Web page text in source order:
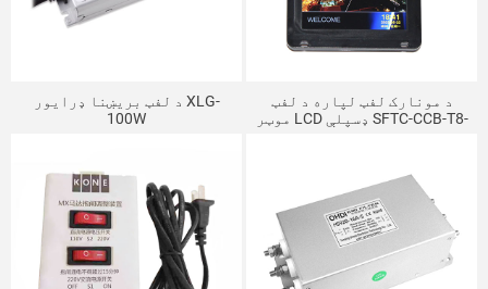
د لفټ بریښنا ډرایور XLG-
100W
د مونارک لفټ لپاره د لفټ
موټر LCD ډسپلې SFTC-CCB-T8-